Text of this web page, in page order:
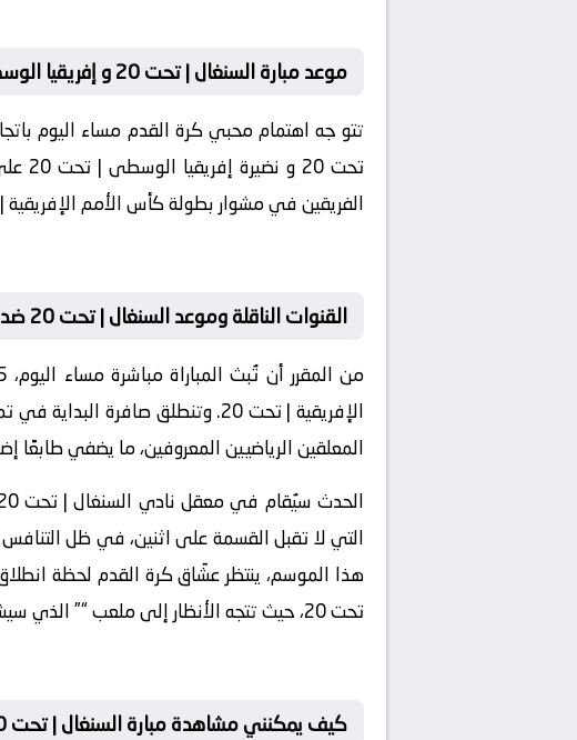
موعد مبارة السنغال | تحت 20 و إفريقيا الوسطى | تحت 20 اليوم
الفريقين في مشوار بطولة كأس الأمم الإفريقية |
القنوات الناقلة وموعد السنغال | تحت 20 ضد إفريقيا الوسطى | تحت 20
الإفريقية | تحت 20. وتنطلق
المعلقين الرياضيين المعروفين، ما يضفي
التي لا تقبل القسمة على اثنين، في ظل
تحت 20، حيث تتجه الأنظار إلى ملعب “” الذي سيشهد صراعًا كرويًا من العيار الثقيل.
كيف يمكنني مشاهدة مبارة السنغال | تحت 20 و إفريقيا الوسطى | تحت 20 بث مباشر